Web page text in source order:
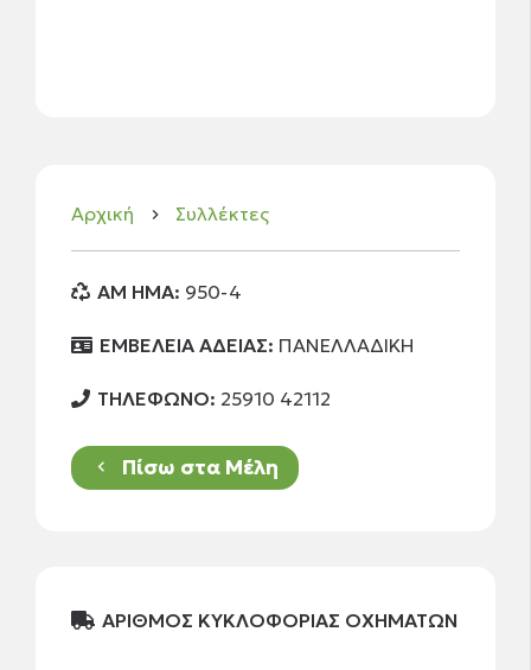
Αρχική keyboard_arrow_right Συλλέκτες
AM HMA: 950-4
ΕΜΒΕΛΕΙΑ ΑΔΕΙΑΣ: ΠΑΝΕΛΛΑΔΙΚΗ
ΤΗΛΕΦΩΝΟ: 25910 42112
keyboard_arrow_left Πίσω στα Μέλη
ΑΡΙΘΜΟΣ ΚΥΚΛΟΦΟΡΙΑΣ ΟΧΗΜΑΤΩΝ